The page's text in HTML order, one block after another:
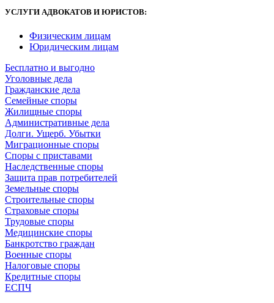
УСЛУГИ АДВОКАТОВ И ЮРИСТОВ:
Физическим лицам
Юридическим лицам
Бесплатно и выгодно
Уголовные дела
Гражданские дела
Семейные споры
Жилищные споры
Административные дела
Долги. Ущерб. Убытки
Миграционные споры
Споры с приставами
Наследственные споры
Защита прав потребителей
Земельные споры
Строительные споры
Страховые споры
Трудовые споры
Медицинские споры
Банкротство граждан
Военные споры
Налоговые споры
Кредитные споры
ЕСПЧ